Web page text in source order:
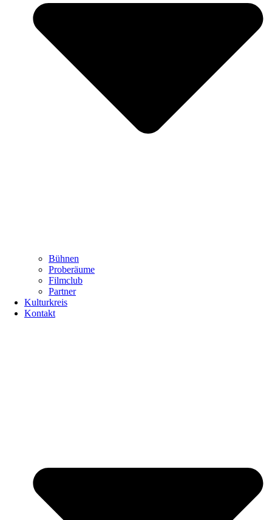
Bühnen
Proberäume
Filmclub
Partner
Kulturkreis
Kontakt